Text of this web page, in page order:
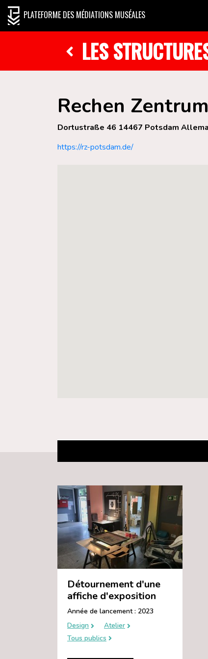
PLATEFORME DES MÉDIATIONS MUSÉALES
LES
Rechen Zentrum
Dortustraße 46 14467 Potsdam
https://rz-potsdam.de/
Détournement d'une
affiche d'exposition
Année de lancement : 2023
Design
Atelier
Tous publics